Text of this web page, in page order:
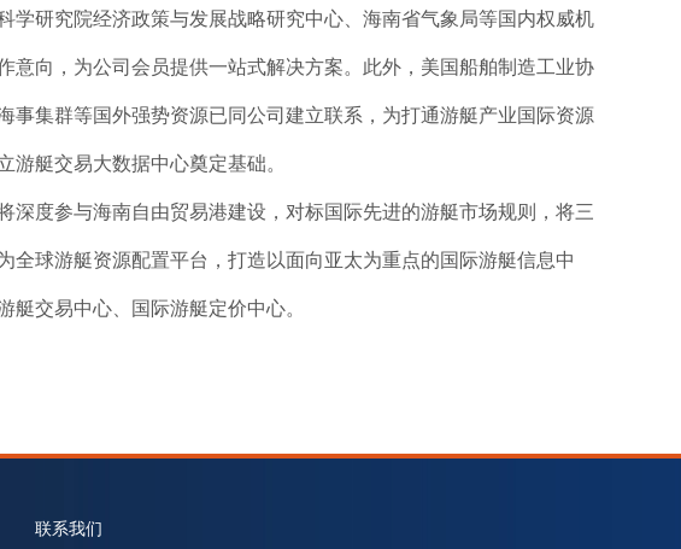
学研究院经济政策与发展战略研究中心、海南省气象局等国内权威机
意向，为公司会员提供一站式解决方案。此外，美国船舶制造工业协
事集群等国外强势资源已同公司建立联系，为打通游艇产业国际资源
游艇交易大数据中心奠定基础。
深度参与海南自由贸易港建设，对标国际先进的游艇市场规则，将三
全球游艇资源配置平台，打造以面向亚太为重点的国际游艇信息中
艇交易中心、国际游艇定价中心。
联系我们